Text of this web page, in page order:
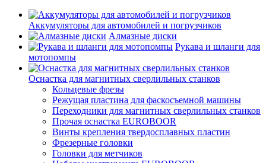
Аккумуляторы для автомобилей и погрузчиков
Алмазные диски
Рукава и шланги для
мотопомпы
Оснастка для магнитных сверлильных станков
Кольцевые фрезы
Режущая пластина для фаскосъемной машины
Переходники для магнитных сверлильных станков
Прочая оснастка EUROBOOR
Винты крепления твердосплавных пластин
Фрезерные головки
Головки для метчиков